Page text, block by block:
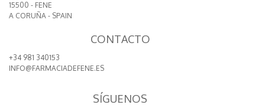
15500 - FENE
A CORUÑA - SPAIN
CONTACTO
+34 981 340153
INFO@FARMACIADEFENE.ES
SÍGUENOS